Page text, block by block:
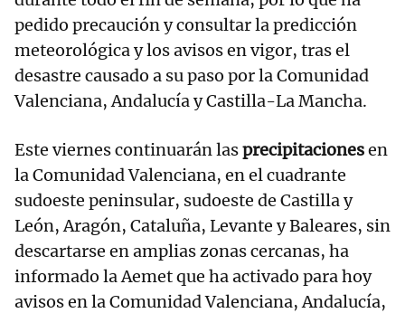
pedido precaución y consultar la predicción
meteorológica y los avisos en vigor, tras el
desastre causado a su paso por la Comunidad
Valenciana, Andalucía y Castilla-La Mancha.
Este viernes continuarán lasprecipitacionesen
la Comunidad Valenciana, en el cuadrante
sudoeste peninsular, sudoeste de Castilla y
León, Aragón, Cataluña, Levante y Baleares, sin
descartarse en amplias zonas cercanas, ha
informado la Aemet que ha activado para hoy
avisos en la Comunidad Valenciana, Andalucía,